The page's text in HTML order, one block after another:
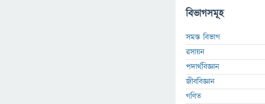
বিভাগসমূহ
সমস্ত বিভাগ
রসায়ন
পদার্থবিজ্ঞান
জীববিজ্ঞান
গণিত